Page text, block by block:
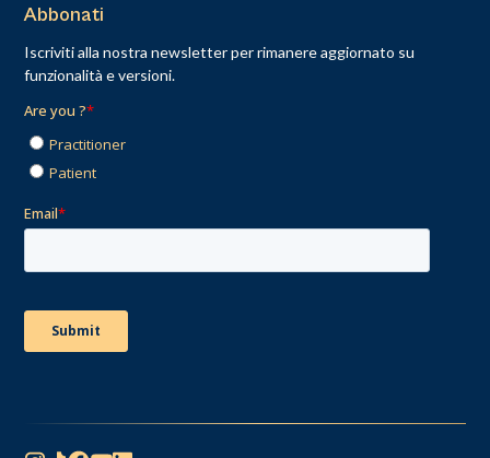
Abbonati
Iscriviti alla nostra newsletter per rimanere aggiornato su
funzionalità e versioni.